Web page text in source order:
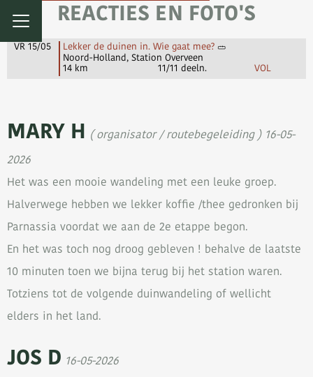
REACTIES EN FOTO'S
VR 15/05 Lekker de duinen in. Wie gaat mee?
Noord-Holland, Station Overveen
14 km 11/11 deeln. VOL
MARY H ( organisator / routebegeleiding ) 16-05-
2026
Het was een mooie wandeling met een leuke groep.
Halverwege hebben we lekker koffie /thee gedronken bij
Parnassia voordat we aan de 2e etappe begon.
En het was toch nog droog gebleven ! behalve de laatste
10 minuten toen we bijna terug bij het station waren.
Totziens tot de volgende duinwandeling of wellicht
elders in het land.
JOS D 16-05-2026